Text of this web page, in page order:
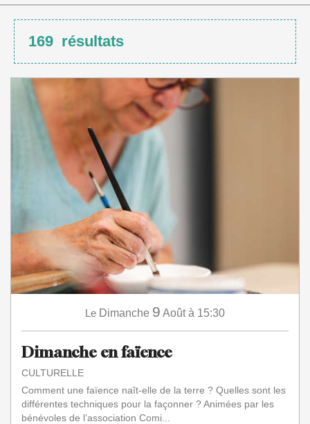
169 résultats
Le Dimanche 9 Août à 15:30
Dimanche en faïence
CULTURELLE
Comment une faïence naît-elle de la terre ? Quelles sont les
différentes techniques pour la façonner ? Animées par les
bénévoles de l’association Comi...